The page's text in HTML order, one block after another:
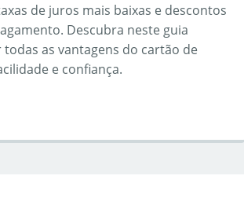
de juros mais baixas e descontos
Descubra neste guia
as vantagens do cartão de
e confiança.